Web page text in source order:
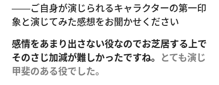
――ご自身が演じられるキャラクターの第一印
象と演じてみた感想をお聞かせください
感情をあまり出さない役なのでお芝居する上で
そのさじ加減が難しかったですね。 とても演じ
甲斐のある役でした。